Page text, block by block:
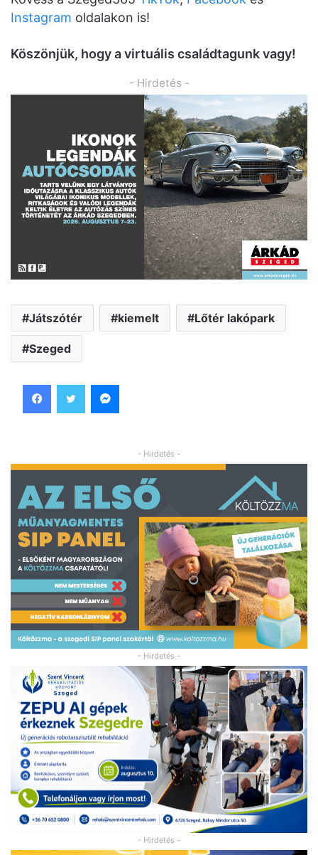
Instagram oldalakon is!
Köszönjük, hogy a virtuális családtagunk vagy!
- Hirdetés -
Játszótér kiemelt Lőtér lakópark
Szeged
- Hirdetés -
- Hirdetés -
- Hirdetés -